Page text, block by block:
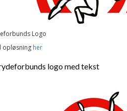
Logo
opløsning her
logo med tekst